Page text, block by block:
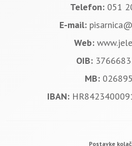
Telefon: 051
E-mail:
Web:
OIB:
MB:
IBAN:
Postavke